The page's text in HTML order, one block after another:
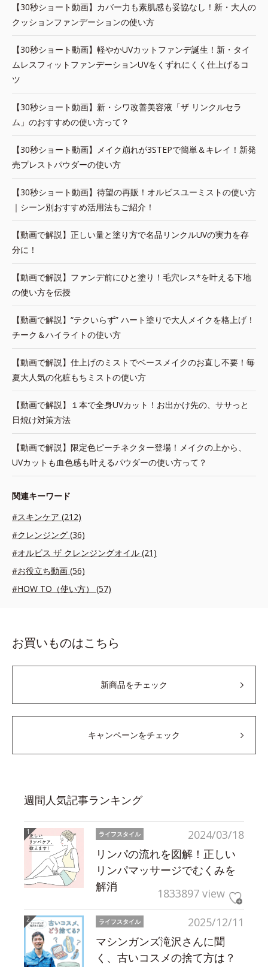
【30秒ショート動画】カバー力も素肌感も妥協なし！新・大人の
クッションファンデーションの使い方
【30秒ショート動画】軽やかUVカットファンデ誕生！新・タイ
ムレスフィットファンデーションUVをくずれにくく仕上げるコ
ツ
【30秒ショート動画】新・シワ改善美容液「ザ リンクルセラ
ム」のおすすめの使い方って？
【30秒ショート動画】メイク崩れが3STEPで簡単＆キレイ！新発
売プレストパウダーの使い方
【30秒ショート動画】待望の再販！オルビスユーミストの使い方
｜シーン別おすすめ活用法もご紹介！
【動画で解説】正しい量と塗り方で名品リンクルUVの実力を存
分に！
【動画で解説】ファンデ前にひと塗り！毛穴レス*を叶える下地
の使い方を伝授
【動画で解説】“テクいらず” ハート塗りで大人メイクを格上げ！
チーク＆ハイライトの使い方
【動画で解説】仕上げのミストでベースメイクのお直し不要！毎
夏大人気の化粧もちミストの使い方
【動画で解説】１本で全身UVカット！お出かけ先の、ササっと
日焼け対策方法
【動画で解説】限定色ピーチネクター登場！メイクの上から、
UVカットも血色感も叶えるパウダーの使い方って？
関連キーワード
#スキンケア (212)
#クレンジング (36)
#オルビス ザ クレンジングオイル (21)
#お役立ち動画 (56)
#HOW TO（使い方） (57)
お買いものはこちら
新商品をチェック
キャンペーンをチェック
週間人気記事ランキング
2024/03/18
ライフスタイル
リンパの流れを図解！正しい
リンパマッサージでむくみを
解消
1833897 view
2025/12/11
ライフスタイル
マシンガンズ滝沢さんに聞
く、古いコスメの捨て方は？